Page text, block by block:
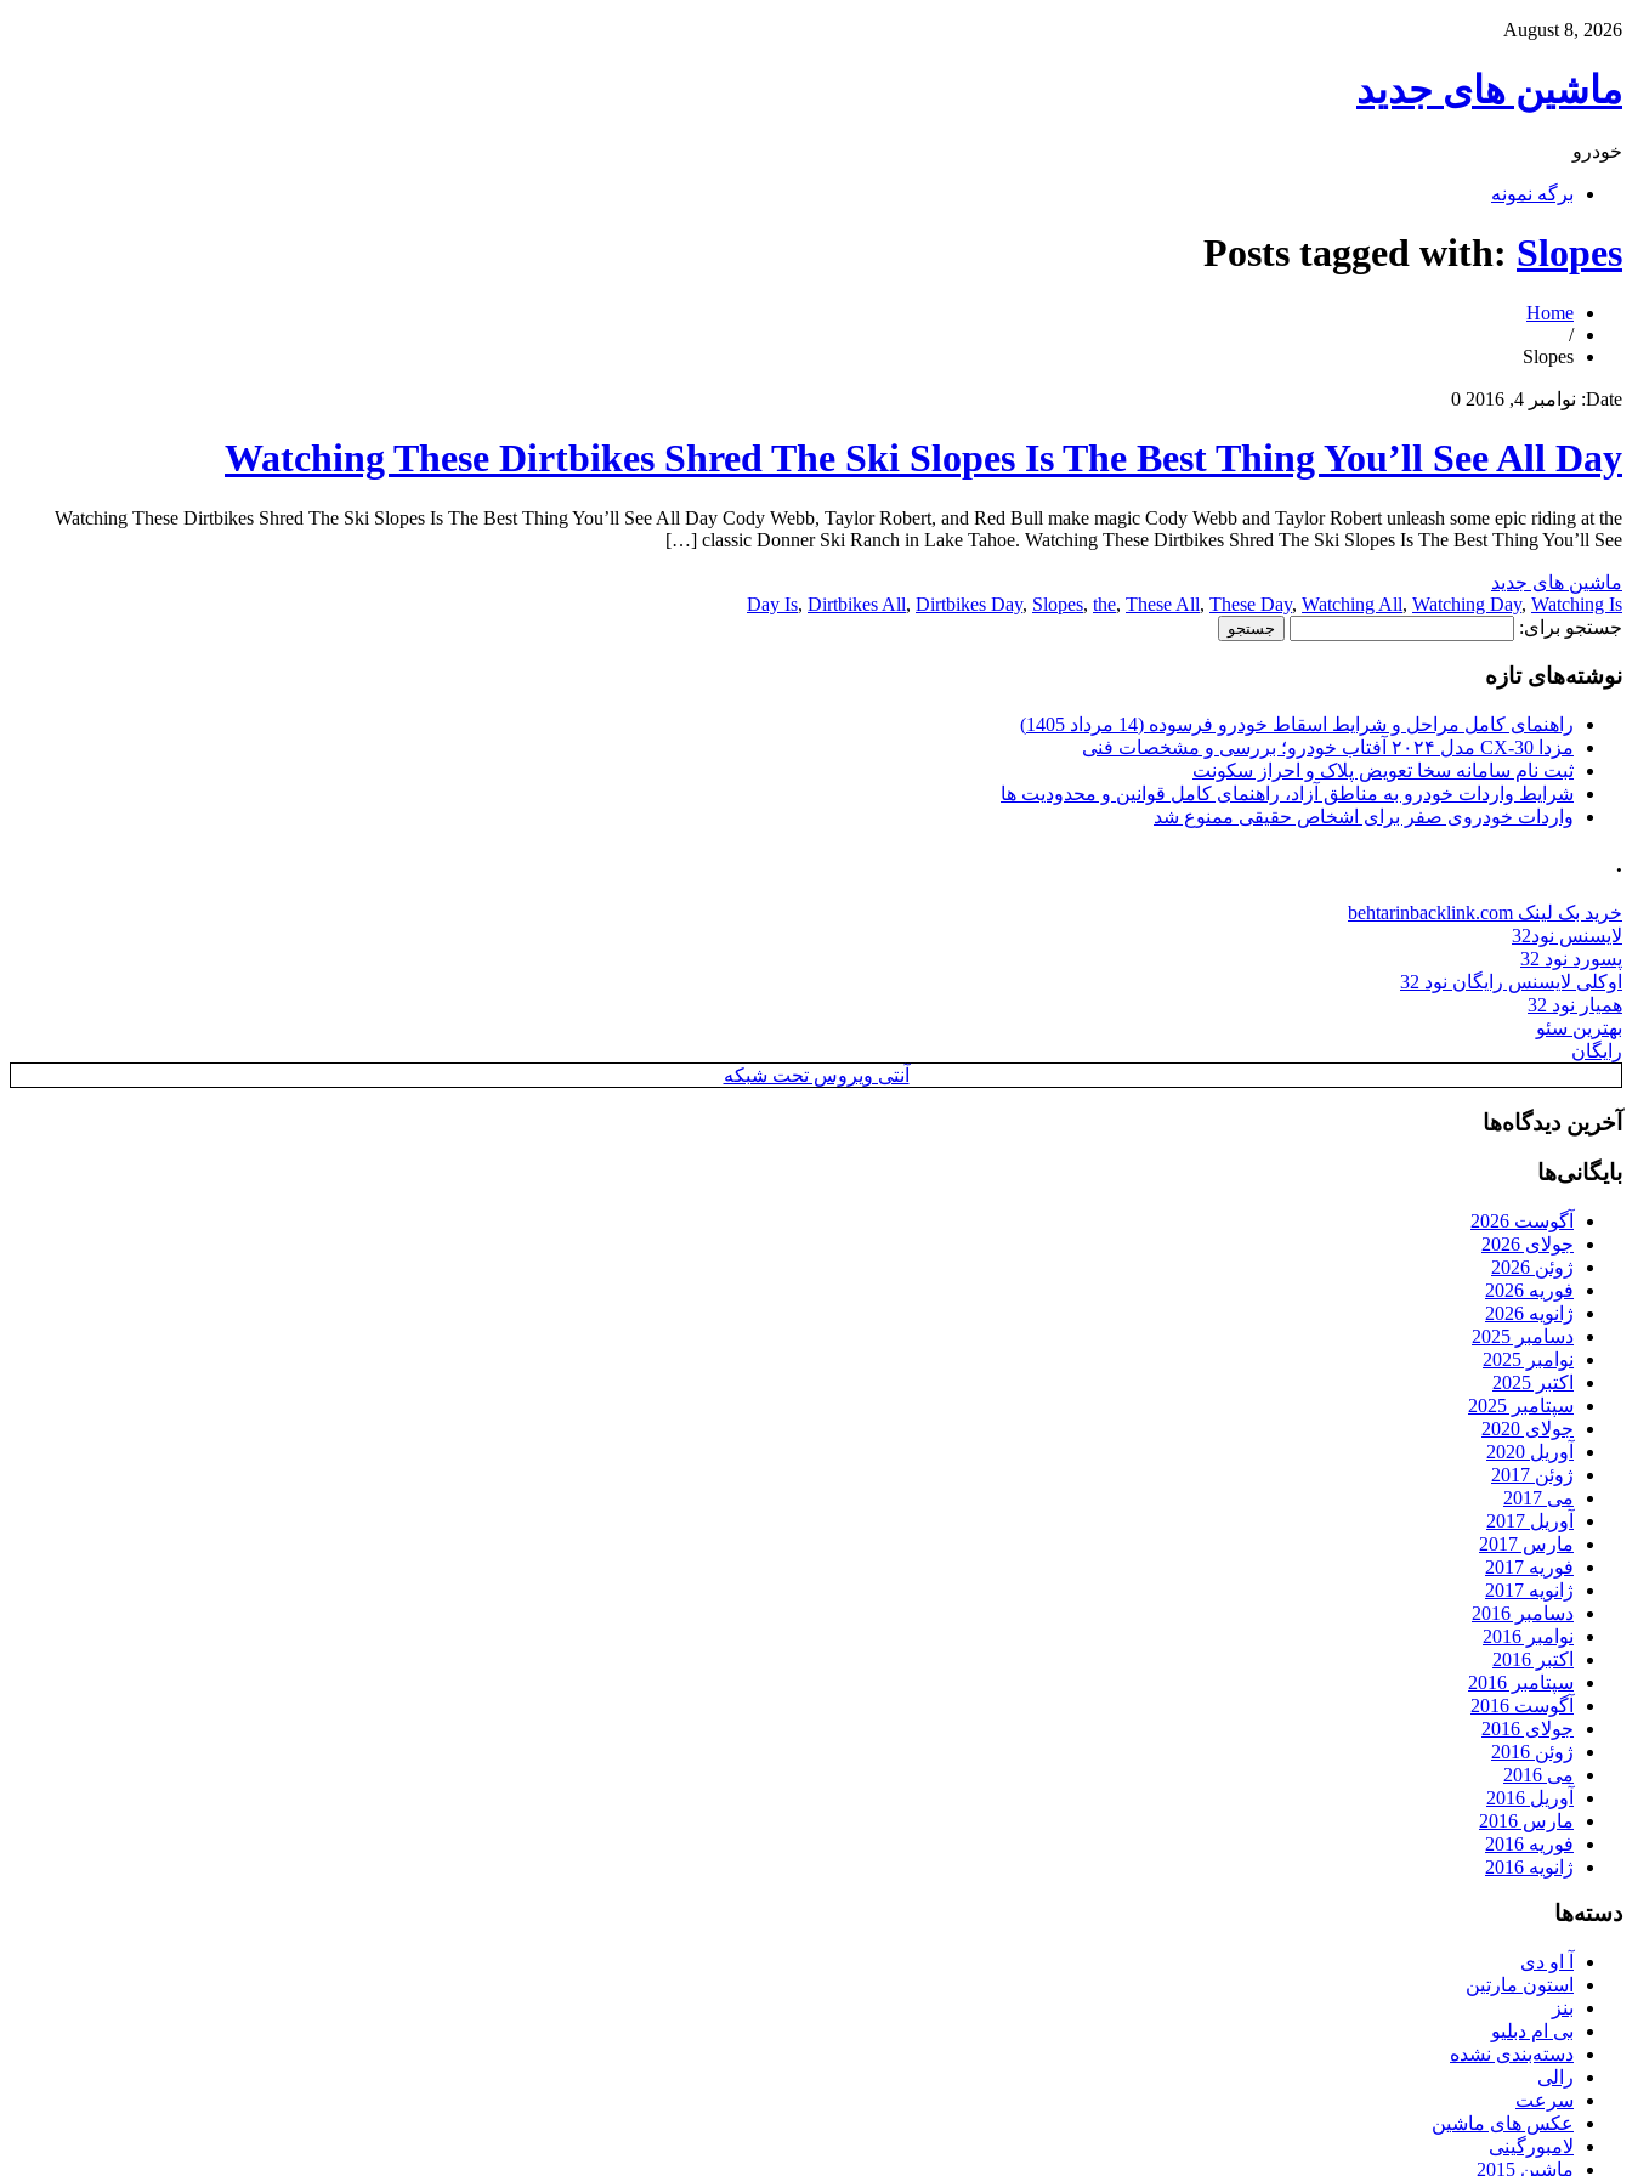
August 8, 2026
ماشین های جدید
خودرو
برگه نمونه
Posts tagged with: Slopes
Home
/
Slopes
Date: نوامبر 4, 2016 0
Watching These Dirtbikes Shred The Ski Slopes Is The Best Thing You’ll See All Day
Watching These Dirtbikes Shred The Ski Slopes Is The Best Thing You’ll See All Day Cody Webb, Taylor Robert, and Red Bull make magic Cody Webb and Taylor Robert unleash some epic riding at the
classic Donner Ski Ranch in Lake Tahoe. Watching These Dirtbikes Shred The Ski Slopes Is The Best Thing You’ll See […]
ماشین های جدید
Day Is, Dirtbikes All, Dirtbikes Day, Slopes, the, These All, These Day, Watching All, Watching Day, Watching Is
جستجو برای:
نوشته‌های تازه
راهنمای کامل مراحل و شرایط اسقاط خودرو فرسوده (14 مرداد 1405)
مزدا CX-30 مدل ۲۰۲۴ آفتاب خودرو؛ بررسی و مشخصات فنی
ثبت نام سامانه سخا تعویض پلاک و احراز سکونت
شرایط واردات خودرو به مناطق آزاد، راهنمای کامل قوانین و محدودیت ها
واردات خودروی صفر برای اشخاص حقیقی ممنوع شد
.
خرید بک لینک behtarinbacklink.com
لایسنس نود32
پسورد نود 32
اوکلی لایسنس رایگان نود 32
همیار نود 32
بهترین سئو
رایگان
آنتی ویروس تحت شبکه
آخرین دیدگاه‌ها
بایگانی‌ها
آگوست 2026
جولای 2026
ژوئن 2026
فوریه 2026
ژانویه 2026
دسامبر 2025
نوامبر 2025
اکتبر 2025
سپتامبر 2025
جولای 2020
آوریل 2020
ژوئن 2017
می 2017
آوریل 2017
مارس 2017
فوریه 2017
ژانویه 2017
دسامبر 2016
نوامبر 2016
اکتبر 2016
سپتامبر 2016
آگوست 2016
جولای 2016
ژوئن 2016
می 2016
آوریل 2016
مارس 2016
فوریه 2016
ژانویه 2016
دسته‌ها
آ او دی
استون مارتین
بنز
بی ام دبلیو
دسته‌بندی نشده
رالی
سرعت
عکس های ماشین
لامبورگینی
ماشین 2015